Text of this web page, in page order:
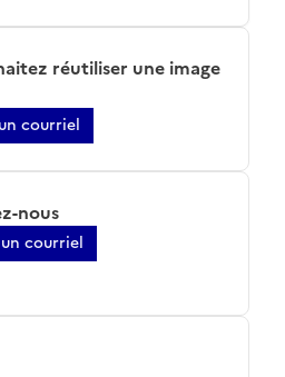
réutiliser une image
courriel
nous
courriel